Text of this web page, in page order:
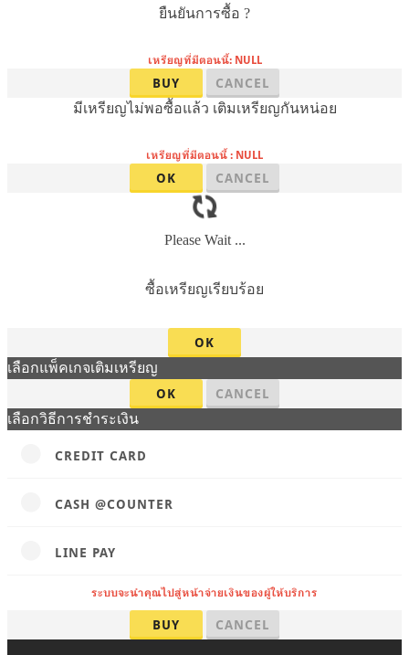
ยืนยันการซื้อ ?
เหรียญที่มีตอนนี้: NULL
BUY CANCEL
มีเหรียญไม่พอซื้อแล้ว เติมเหรียญกันหน่อย
เหรียญที่มีตอนนี้ : NULL
OK CANCEL
Please Wait ...
ซื้อเหรียญเรียบร้อย
OK
เลือกแพ็คเกจเติมเหรียญ
OK CANCEL
เลือกวิธีการชำระเงิน
CREDIT CARD
CASH @COUNTER
LINE PAY
ระบบจะนำคุณไปสู่หน้าจ่ายเงินของผู้ให้บริการ
BUY CANCEL